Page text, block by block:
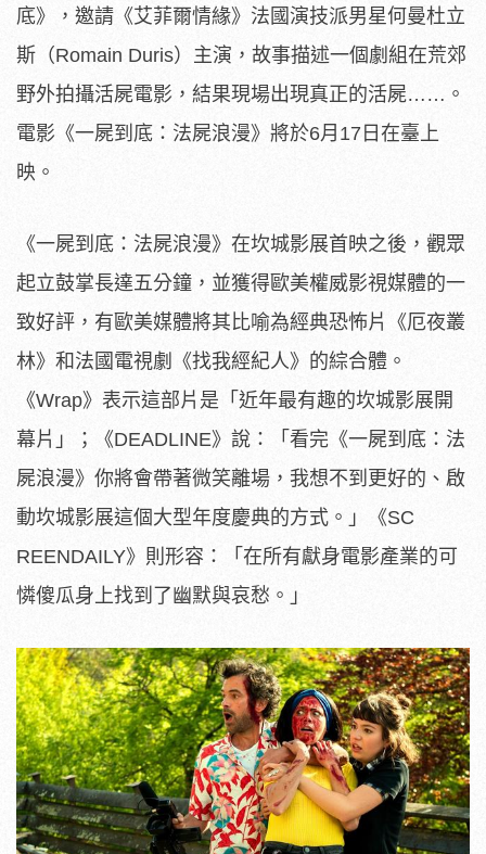
底》，邀請《艾菲爾情緣》 法國演技派男星何曼杜立
斯（Romain Duris）主演，故事描述一個劇組在荒郊
野外拍攝活屍電影， 結果現場出現真正的活屍……。
電影《一屍到底：法屍浪漫》將於6月17日在臺上
映。
《一屍到底：法屍浪漫》在坎城影展首映之後， 觀眾
起立鼓掌長達五分鐘，並獲得歐美權威影視媒體的一
致好評， 有歐美媒體將其比喻為經典恐怖片《厄夜叢
林》和法國電視劇《找我經紀人》的綜合體。
《Wrap》表示這部片是「 近年最有趣的坎城影展開
幕片」；《DEADLINE》說：「 看完《一屍到底：法
屍浪漫》你將會帶著微笑離場， 我想不到更好的、啟
動坎城影展這個大型年度慶典的方式。」《SC
REENDAILY》則形容：「 在所有獻身電影產業的可
憐傻瓜身上找到了幽默與哀愁。」